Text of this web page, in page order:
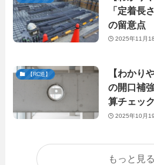
「定着長
の留意点
2025年11月
【RC造】
【わかり
の開口補
算チェッ
2025年10月
もっと見る